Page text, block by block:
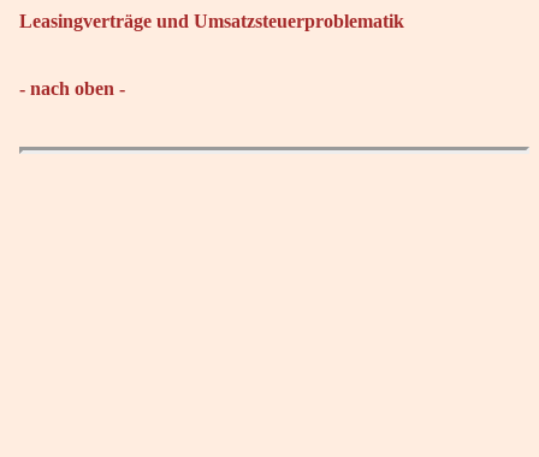
Leasingverträge und Umsatzsteuerproblematik
- nach oben -